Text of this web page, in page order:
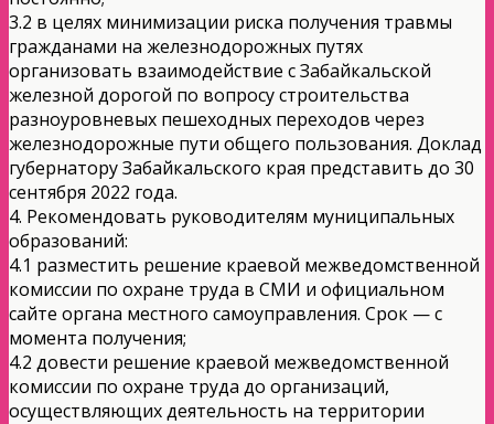
3.2 в целях минимизации риска получения травмы
гражданами на железнодорожных путях
организовать взаимодействие с Забайкальской
железной дорогой по вопросу строительства
разноуровневых пешеходных переходов через
железнодорожные пути общего пользования. Доклад
губернатору Забайкальского края представить до 30
сентября 2022 года.
4. Рекомендовать руководителям муниципальных
образований:
4.1 разместить решение краевой межведомственной
комиссии по охране труда в СМИ и официальном
сайте органа местного самоуправления. Срок — с
момента получения;
4.2 довести решение краевой межведомственной
комиссии по охране труда до организаций,
осуществляющих деятельность на территории